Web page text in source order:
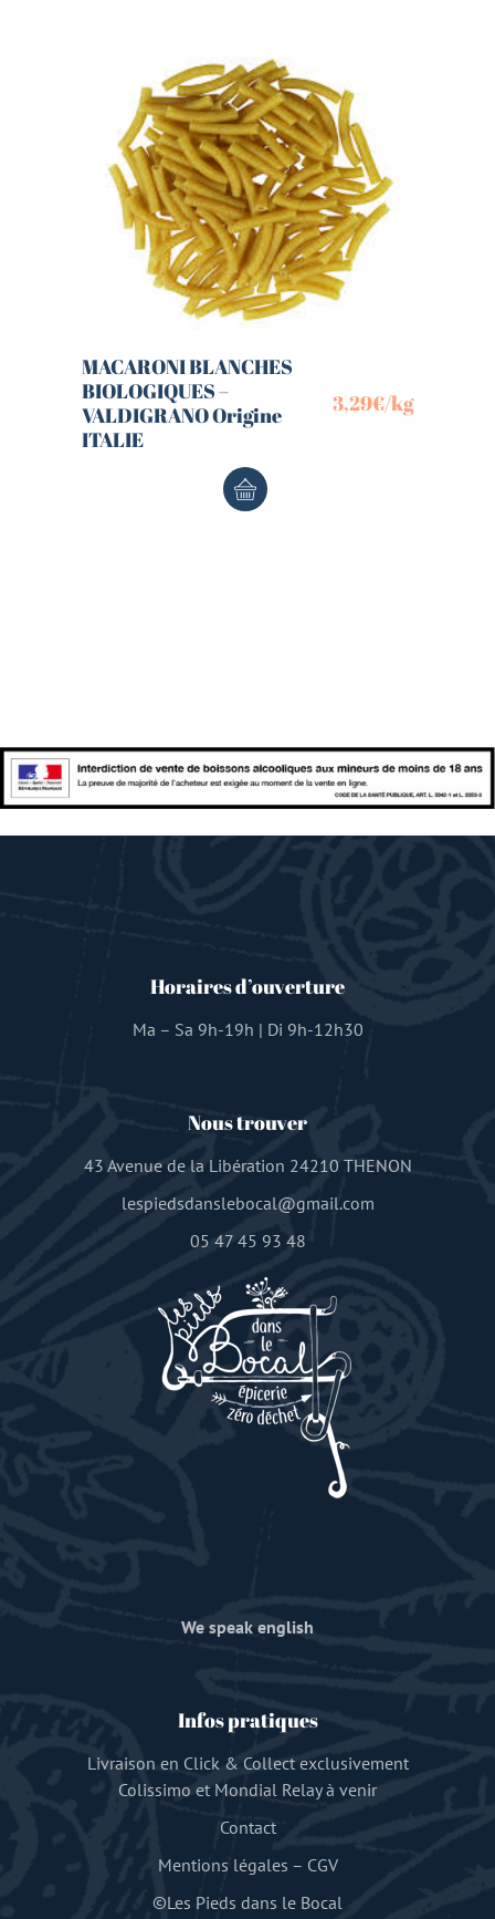
MACARONI BLANCHES
BIOLOGIQUES –
VALDIGRANO Origine
ITALIE
3,29€/kg
Horaires d’ouverture
Ma – Sa 9h-19h | Di 9h-12h30
Nous trouver
43 Avenue de la Libération 24210 THENON
lespiedsdanslebocal@gmail.com
05 47 45 93 48
We speak english
Infos pratiques
Livraison en Click & Collect exclusivement
Colissimo et Mondial Relay à venir
Contact
Mentions légales – CGV
©Les Pieds dans le Bocal